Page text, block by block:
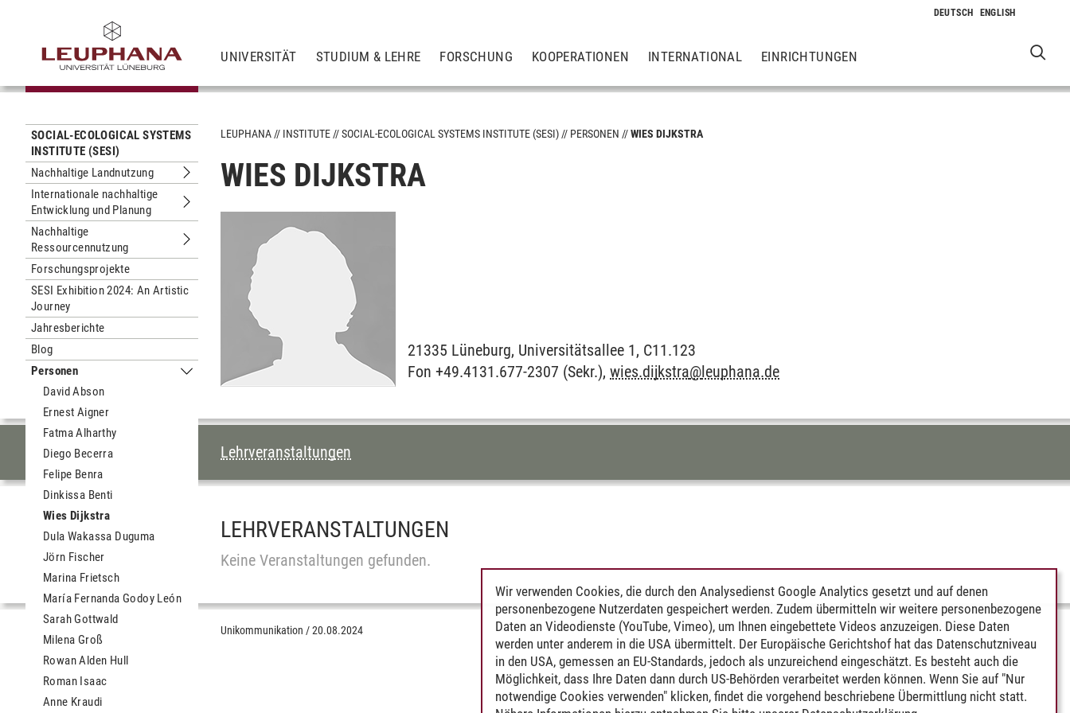
UNIVERSITÄT STUDIUM & LEHRE FORSCHUNG KOOPERATIONEN INTERNATIONAL EINRICHTUNGEN
SOCIAL-ECOLOGICAL SYSTEMS
INSTITUTE (SESI)
Nachhaltige Landnutzung
Untermenu Nachhaltige Landnutzung
Internationale nachhaltige
Entwicklung und Planung
Untermenu Internationale nachhaltige Entwicklung und Planung
Nachhaltige
Ressourcennutzung
Untermenu Nachhaltige Ressourcennutzung
Forschungsprojekte
SESI Exhibition 2024: An Artistic
Journey
Jahresberichte
Blog
Personen
Untermenu Personen
David Abson
Ernest Aigner
Fatma Alharthy
Diego Becerra
Felipe Benra
Dinkissa Benti
Wies Dijkstra
Dula Wakassa Duguma
Jörn Fischer
Marina Frietsch
María Fernanda Godoy León
Sarah Gottwald
Milena Groß
Rowan Alden Hull
Roman Isaac
Anne Kraudi
LEUPHANA INSTITUTE SOCIAL-ECOLOGICAL SYSTEMS INSTITUTE (SESI) PERSONEN WIES DIJKSTRA
WIES DIJKSTRA
21335 Lüneburg, Universitätsallee 1, C11.123
Fon +49.4131.677-2307 (Sekr.),wies.dijkstra@leuphana.de
INHALTSVERZEICHNIS DIESER SEITE
Lehrveranstaltungen
LEHRVERANSTALTUNGEN
Keine Veranstaltungen gefunden.
Unikommunikation /20.08.2024
Wir verwenden Cookies, die durch den Analysedienst Google Analytics gesetzt und auf denen
personenbezogene Nutzerdaten gespeichert werden. Zudem übermitteln wir weitere personenbezogene
Daten an Videodienste (YouTube, Vimeo), um Ihnen eingebettete Videos anzuzeigen. Diese Daten
werden unter anderem in die USA übermittelt. Der Europäische Gerichtshof hat das Datenschutzniveau
in den USA, gemessen an EU-Standards, jedoch als unzureichend eingeschätzt. Es besteht auch die
Möglichkeit, dass Ihre Daten dann durch US-Behörden verarbeitet werden können. Wenn Sie auf "Nur
notwendige Cookies verwenden" klicken, findet die vorgehend beschriebene Übermittlung nicht statt.